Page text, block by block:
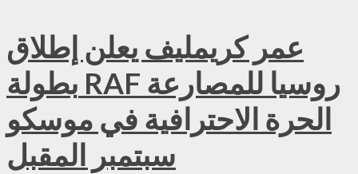
عمر كريمليف يعلن إطلاق
بطولة RAF روسيا للمصارعة
الحرة الاحترافية في موسكو
سبتمبر المقبل